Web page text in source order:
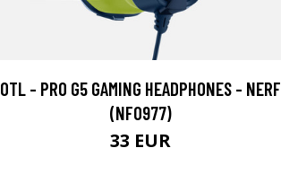
OTL - PRO G5 GAMING HEADPHONES - NERF
(NF0977)
33 EUR